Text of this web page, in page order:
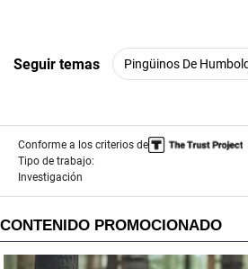
Seguir temas Pingüinos De
Conforme a los criterios de
Tipo de trabajo:
Investigación